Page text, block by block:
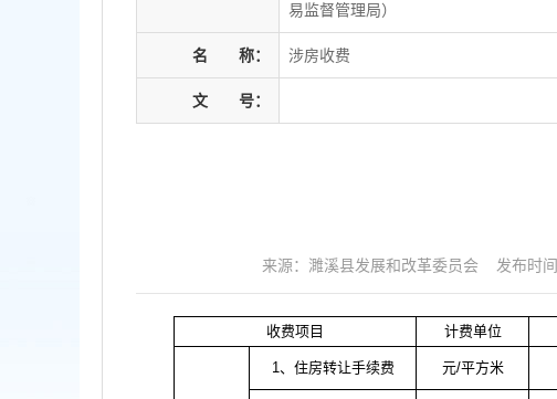
易监督管理局）
名 称： 涉房收费
文 号：
来源：濉溪县发展和改革委员会 发布时
收费项目 计费单位
1、住房转让手续费 元/平方米